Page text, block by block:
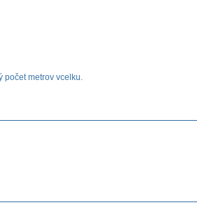
metrov vcelku.